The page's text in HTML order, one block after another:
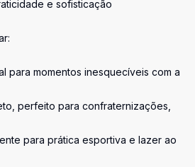
e sofisticação
para momentos inesquecíveis com a
perfeito para confraternizações,
para prática esportiva e lazer ao